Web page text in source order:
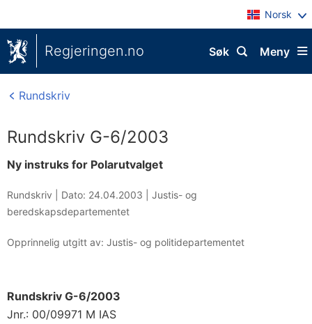
Norsk
Regjeringen.no Meny
Søk
Rundskriv
Rundskriv G-6/2003
Ny instruks for Polarutvalget
Rundskriv | Dato: 24.04.2003
Justis- og
beredskapsdepartementet
Opprinnelig utgitt av: Justis- og politidepartementet
Rundskriv G-6/2003
Jnr.: 00/09971 M IAS